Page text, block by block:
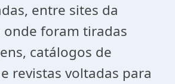
entre sites da
foram tiradas
catálogos de
revistas voltadas para